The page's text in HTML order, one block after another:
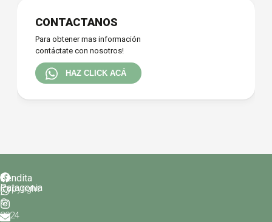
CONTACTANOS
Para obtener mas información
contáctate con nosotros!
HAZ CLICK ACÁ
Copyright
©
2024
Bendita
Patagonia